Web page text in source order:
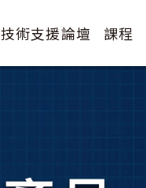
技術支援論壇 課程